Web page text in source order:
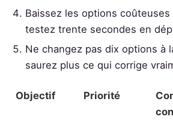
Baissez les options
testez trente secondes en
Ne changez pas dix options à
saurez plus ce qui corrige
Objectif Priorité